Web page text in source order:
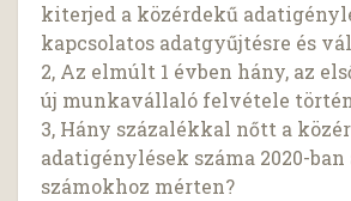
kiterjed a közérdekű
kapcsolatos adatgyűjtésre és
2, Az elmúlt 1 évben hány, az
új munkavállaló felvétele
3, Hány százalékkal nőtt a
adatigénylések száma 2020-ban
számokhoz mérten?